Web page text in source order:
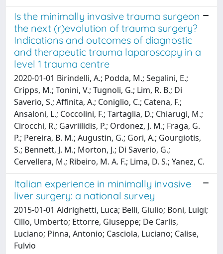
Is the minimally invasive trauma surgeon
the next (r)evolution of trauma surgery?
Indications and outcomes of diagnostic
and therapeutic trauma laparoscopy in a
level 1 trauma centre
2020-01-01 Birindelli, A.; Podda, M.; Segalini, E.;
Cripps, M.; Tonini, V.; Tugnoli, G.; Lim, R. B.; Di
Saverio, S.; Affinita, A.; Coniglio, C.; Catena, F.;
Ansaloni, L.; Coccolini, F.; Tartaglia, D.; Chiarugi, M.;
Cirocchi, R.; Gavriilidis, P.; Ordonez, J. M.; Fraga, G.
P.; Pereira, B. M.; Augustin, G.; Gori, A.; Gourgiotis,
S.; Bennett, J. M.; Morton, J.; Di Saverio, G.;
Cervellera, M.; Ribeiro, M. A. F.; Lima, D. S.; Yanez, C.
Italian experience in minimally invasive
liver surgery: a national survey
2015-01-01 Aldrighetti, Luca; Belli, Giulio; Boni, Luigi;
Cillo, Umberto; Ettorre, Giuseppe; De Carlis,
Luciano; Pinna, Antonio; Casciola, Luciano; Calise,
Fulvio